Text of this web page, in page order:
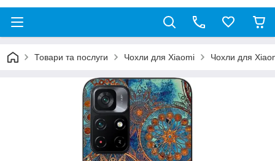
Товари та послуги Чохли для Xiaomi Чохли для